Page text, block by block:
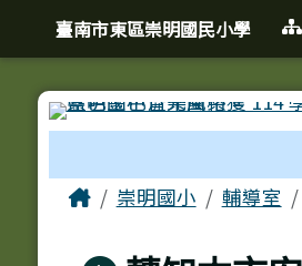
跳至主內容區
臺南市東區崇
導覽列臺南市東區崇明國民小學
主內容區域
Home崇明國小 輔導室
頁尾區域